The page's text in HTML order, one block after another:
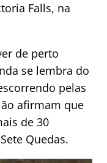
Falls, na
de perto
se lembra do
pelas
afirmam que
de 30
Quedas.